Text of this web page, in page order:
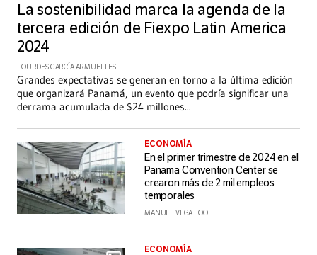
La sostenibilidad marca la agenda de la
tercera edición de Fiexpo Latin America
2024
LOURDES GARCÍA ARMUELLES
Grandes expectativas se generan en torno a la última edición
que organizará Panamá, un evento que podría significar una
derrama acumulada de $24 millones...
ECONOMÍA
En el primer trimestre de 2024 en el
Panama Convention Center se
crearon más de 2 mil empleos
temporales
MANUEL VEGA LOO
ECONOMÍA